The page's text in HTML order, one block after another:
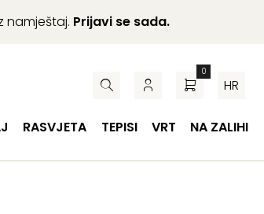
namještaj. Prijavi se sada.
0
HR
RASVJETA TEPISI VRT NA ZALIHI